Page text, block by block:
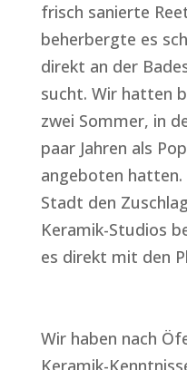
frisch sanierte
beherbergte es
direkt an der
sucht. Wir hatten
zwei Sommer, in
paar Jahren als
angeboten hatten.
Stadt den
Keramik-Studios
es direkt mit den
Wir haben nach
Keramik-